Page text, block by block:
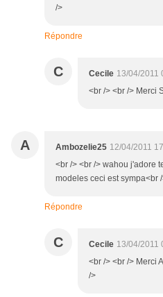
/>
Répondre
C Cecile 13/04/2011
<br /> <br /> Merci
A Ambozelie25 12/04/2011
<br /> <br /> wahou j'adore
modeles ceci est sympa<br
Répondre
C Cecile 13/04/2011
<br /> <br /> Merci
/>